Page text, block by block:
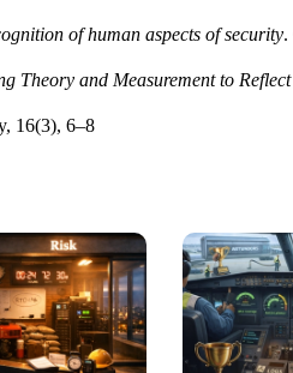
of human aspects of security.
Theory and Measurement to
16(3), 6–8